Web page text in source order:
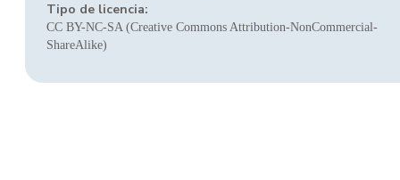
Tipo de licencia:
CC BY-NC-SA (Creative Commons Attribution-NonCommercial-
ShareAlike)